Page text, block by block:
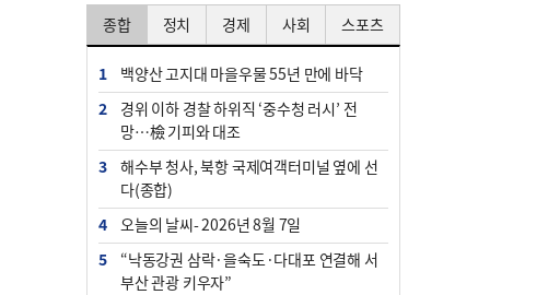
종합 정치 경제 사회 스포츠
1
백양산 고지대 마을우물 55년 만에 바닥
2
경위 이하 경찰 하위직 ‘중수청 러시’ 전
망…檢 기피와 대조
3
해수부 청사, 북항 국제여객터미널 옆에 선
다(종합)
4
오늘의 날씨- 2026년 8월 7일
5
“낙동강권 삼락·을숙도·다대포 연결해 서
부산 관광 키우자”